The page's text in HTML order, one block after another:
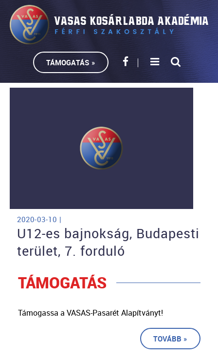
TÁMOGATÁS »
2020-03-10 |
U12-es bajnokság, Budapesti
terület, 7. forduló
TÁMOGATÁS
Támogassa a VASAS-Pasarét Alapítványt!
TOVÁBB »